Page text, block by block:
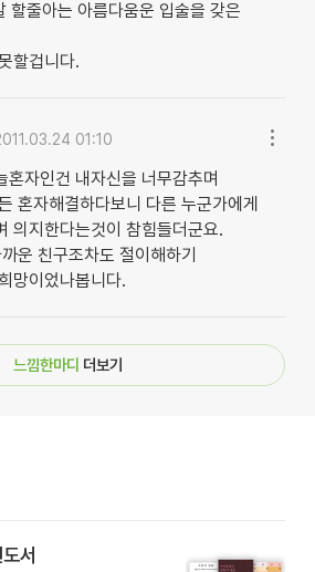
할줄아는 아름다움운 입술을 갖은
할겁니다.
01:10
자인건 내자신을 너무감추며
혼자해결하다보니 다른 누군가에게
의지한다는것이 참힘들더군요.
운 친구조차도 절이해하기
망이었나봅니다.
느낌한마디 더보기
서